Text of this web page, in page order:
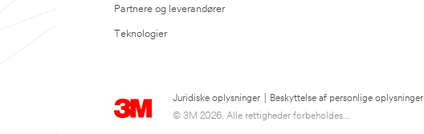
Partnere og leverandører
Teknologier
Juridiske oplysninger Beskyttelse af personlige oplysninger
© 3M 2026. Alle rettigheder forbeholdes...